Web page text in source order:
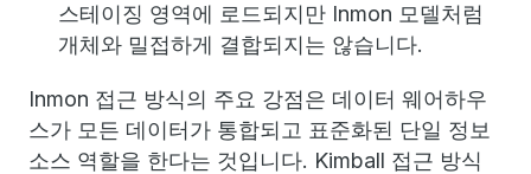
스테이징 영역에 로드되지만 Inmon 모델처럼
개체와 밀접하게 결합되지는 않습니다.
Inmon 접근 방식의 주요 강점은 데이터 웨어하우
스가 모든 데이터가 통합되고 표준화된 단일 정보
소스 역할을 한다는 것입니다. Kimball 접근 방식